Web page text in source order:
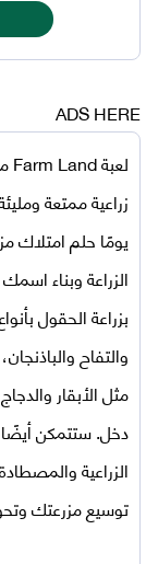
ADS HERE
لعبة Farm Land مهكرة اخر اصدار
زراعية ممتعة
يومًا حلم
الزراعة وبناء
بزراعة الحقول
والتفاح
مثل الأبقار
دخل. ستتمكن
الزراعية
توسيع مزرعتك